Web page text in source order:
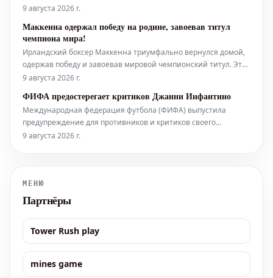
Хорхе. Частный самолет с аргентинской футбольной
городе Росарио поздно вечером по местному времени, как
сообщили местные СМИ. Семья Ме
9 августа 2026 г.
Маккенна одержал победу на родине, завоевав титул
чемпиона мира!
Ирландский боксер Маккенна триумфально вернулся домой,
одержав победу и завоевав мировой чемпионский титул. Этот
знаковый бой, проходивший на его родной земле, стал
стремления к вершине боксерского Олимпа. Триумф
Маккенны вызвал бурю восторга
9 августа 2026 г.
ФИФА предостерегает критиков Джанни Инфантино
Международная федерация футбола (ФИФА) выпустила
предупреждение для противников и критиков своего
президента Джанни Инфантино. В заявлении организации
9 августа 2026 г.
МЕНЮ
Партнёры
Tower Rush play
mines game